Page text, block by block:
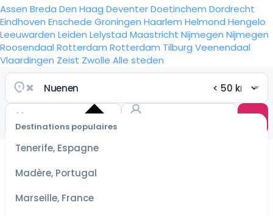
Assen Breda Den Haag DeventerDoetinchem Dordrecht
Eindhoven Enschede Groningen Haarlem Helmond Hengelo
Leeuwarden Leiden Lelystad Maastricht Nijmegen Nijmegen
Roosendaal Rotterdam Rotterdam Tilburg Veenendaal
Vlaardingen Zeist Zwolle Alle steden
Destinations populaires
Tenerife, Espagne
Madère, Portugal
Marseille, France
Choisir
les
pour les
tarifs